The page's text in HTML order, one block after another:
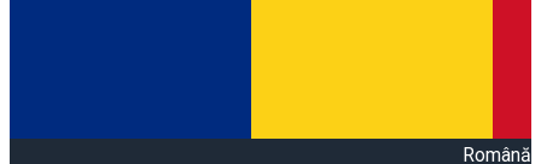
Română